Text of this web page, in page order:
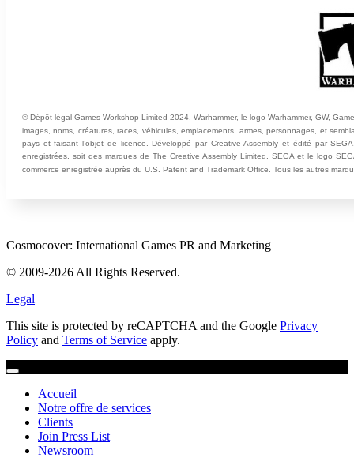
© Dépôt légal Games Workshop Limited 2024. Warhammer, le logo Warhammer, GW,
images, noms, créatures, races, véhicules, emplacements, armes, personnages, et
pays et faisant l’objet de licence. Développé par Creative Assembly et édité par
enregistrées, soit des marques de The Creative Assembly Limited. SEGA et le logo
commerce enregistrée auprès du U.S. Patent and Trademark Office. Tous les autres
Cosmocover: International Games PR and Marketing
© 2009-2026 All Rights Reserved.
Legal
This site is protected by reCAPTCHA and the Google Privacy
Policy and Terms of Service apply.
Accueil
Notre offre de services
Clients
Join Press List
Newsroom